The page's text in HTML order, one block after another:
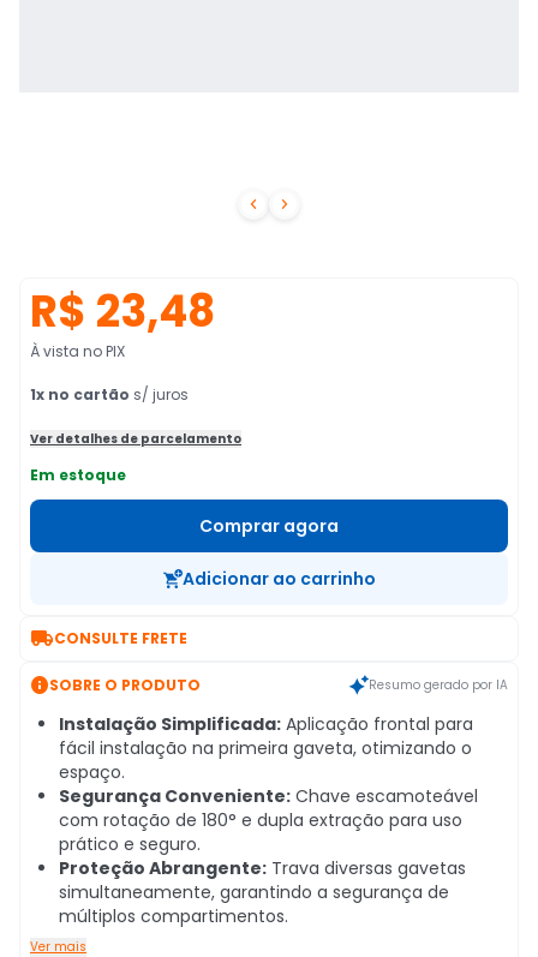
 
R$ 23,48
À vista no PIX
1x no cartão s/ juros
Ver detalhes de parcelamento
Em estoque
Comprar agora
Adicionar ao carrinho
CONSULTE FRETE
SOBRE O PRODUTO Resumo gerado por IA
Instalação Simplificada: Aplicação frontal para
fácil instalação na primeira gaveta, otimizando o
espaço.
Segurança Conveniente: Chave escamoteável
com rotação de 180° e dupla extração para uso
prático e seguro.
Proteção Abrangente: Trava diversas gavetas
simultaneamente, garantindo a segurança de
múltiplos compartimentos.
Ver mais